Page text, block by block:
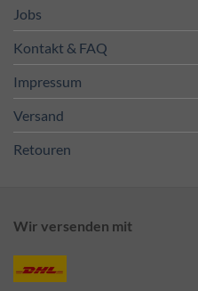
Jobs
Kontakt & FAQ
Impressum
Versand
Retouren
Wir versenden mit